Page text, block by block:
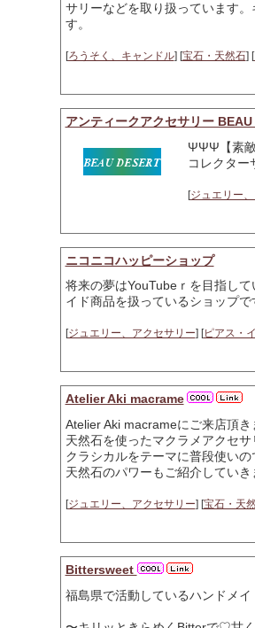
サリーなどを取り扱っています
す。
[ろうそく、キャンドル] [宝石・天然石] [
アンティークアクセサリー BEAU
ΨΨΨ【素敵
コレクタ
[ジュエリー
ニコニコハッピーショップ
将来の夢はYouTubeｒを目指し
イド商品を扱っているショップで
[ジュエリー、アクセサリー] [ピアス・
Atelier Aki macrame
Atelier Aki macrameにご来店頂
天然石を使ったマクラメアクセ
クラシカルをテーマに普段使い
天然石のパワーもご紹介していき
[ジュエリー、アクセサリー] [宝石・天
Bittersweet
福島県で活動しているハンドメ